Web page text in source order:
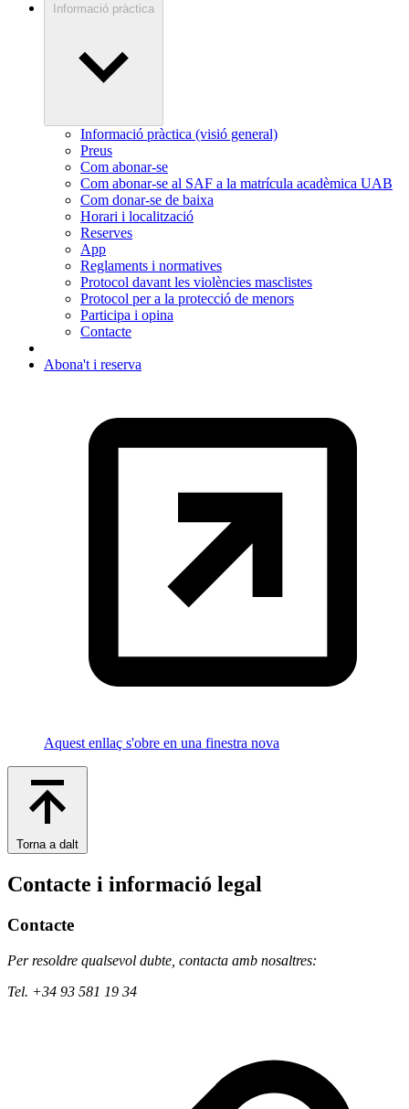
Informació pràctica
Informació pràctica (visió general)
Preus
Com abonar-se
Com abonar-se al SAF a la matrícula acadèmica UAB
Com donar-se de baixa
Horari i localització
Reserves
App
Reglaments i normatives
Protocol davant les violències masclistes
Protocol per a la protecció de menors
Participa i opina
Contacte
Abona't i reserva
Aquest enllaç s'obre en una finestra nova
Torna a dalt
Contacte i informació legal
Contacte
Per resoldre qualsevol dubte, contacta amb nosaltres:
Tel. +34 93 581 19 34